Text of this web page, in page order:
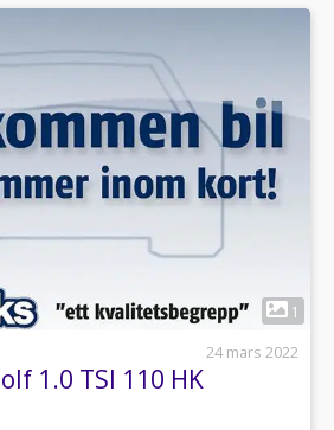
1
24 mars 2022
1.0 TSI 110 HK